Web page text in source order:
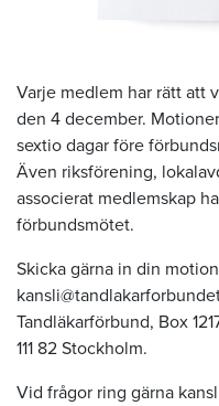
Varje medlem har rätt att
den 4 december.
sextio dagar före
Även riksförening,
associerat medlemskap
förbundsmötet.
Skicka gärna in din
Tandläkarförbund, Box
111 82 Stockholm.
Vid frågor ring gärna